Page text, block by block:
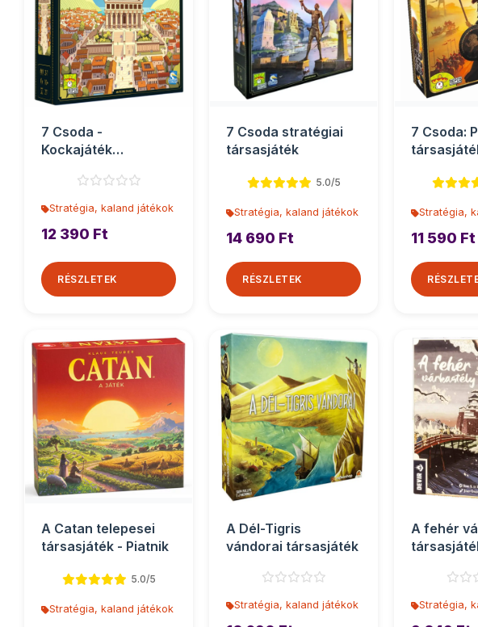
7 Csoda -
Kockajáték
Stratégia, kaland játékok
12 390 Ft
RÉSZLETEK
7 Csoda stratégiai
társasjáték
5.0/5
Stratégia, kaland játékok
14 690 Ft
RÉSZLETEK
7 Csoda:
Stratégia,
11 590 Ft
A Catan telepesei
társasjáték - Piatnik
5.0/5
Stratégia, kaland játékok
A Dél-Tigris
vándorai társasjáték
Stratégia, kaland játékok
A fehér
Stratégia,